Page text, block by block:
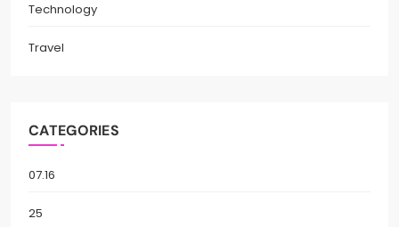
Technology
Travel
CATEGORIES
07.16
25